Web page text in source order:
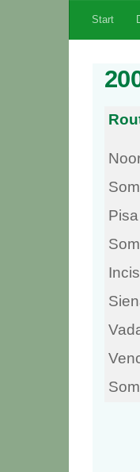
Skip to contentStart